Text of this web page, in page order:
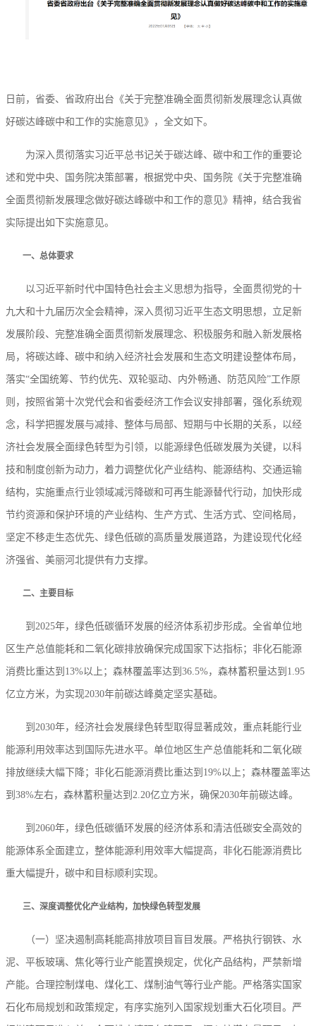
日前，省委、省政府出台《关于完整准确全面贯彻新发展理念认真做
好碳达峰碳中和工作的实施意见》，全文如下。
为深入贯彻落实习近平总书记关于碳达峰、碳中和工作的重要论
述和党中央、国务院决策部署，根据党中央、国务院《关于完整准确
全面贯彻新发展理念做好碳达峰碳中和工作的意见》精神，结合我省
实际提出如下实施意见。
一、总体要求
以习近平新时代中国特色社会主义思想为指导，全面贯彻党的十
九大和十九届历次全会精神，深入贯彻习近平生态文明思想，立足新
发展阶段、完整准确全面贯彻新发展理念、积极服务和融入新发展格
局，将碳达峰、碳中和纳入经济社会发展和生态文明建设整体布局，
落实“全国统筹、节约优先、双轮驱动、内外畅通、防范风险”工作原
则，按照省第十次党代会和省委经济工作会议安排部署，强化系统观
念，科学把握发展与减排、整体与局部、短期与中长期的关系，以经
济社会发展全面绿色转型为引领，以能源绿色低碳发展为关键，以科
技和制度创新为动力，着力调整优化产业结构、能源结构、交通运输
结构，实施重点行业领域减污降碳和可再生能源替代行动，加快形成
节约资源和保护环境的产业结构、生产方式、生活方式、空间格局，
坚定不移走生态优先、绿色低碳的高质量发展道路，为建设现代化经
济强省、美丽河北提供有力支撑。
二、主要目标
到2025年，绿色低碳循环发展的经济体系初步形成。全省单位地
区生产总值能耗和二氧化碳排放确保完成国家下达指标；非化石能源
消费比重达到13%以上；森林覆盖率达到36.5%，森林蓄积量达到1.95
亿立方米，为实现2030年前碳达峰奠定坚实基础。
到2030年，经济社会发展绿色转型取得显著成效，重点耗能行业
能源利用效率达到国际先进水平。单位地区生产总值能耗和二氧化碳
排放继续大幅下降；非化石能源消费比重达到19%以上；森林覆盖率达
到38%左右，森林蓄积量达到2.20亿立方米，确保2030年前碳达峰。
到2060年，绿色低碳循环发展的经济体系和清洁低碳安全高效的
能源体系全面建立，整体能源利用效率大幅提高，非化石能源消费比
重大幅提升，碳中和目标顺利实现。
三、深度调整优化产业结构，加快绿色转型发展
（一）坚决遏制高耗能高排放项目盲目发展。严格执行钢铁、水
泥、平板玻璃、焦化等行业产能置换规定，优化产品结构，严禁新增
产能。合理控制煤电、煤化工、煤制油气等行业产能。严格落实国家
石化布局规划和政策规定，有序实施列入国家规划重大石化项目。严